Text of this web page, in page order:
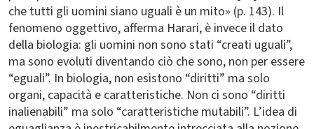
che tutti gli uomini siano uguali è un mito» (p. 143). Il
fenomeno oggettivo, afferma Harari, è invece il dato
della biologia: gli uomini non sono stati “creati uguali”,
ma sono evoluti diventando ciò che sono, non per essere
“eguali”. In biologia, non esistono “diritti” ma solo
organi, capacità e caratteristiche. Non ci sono “diritti
inalienabili” ma solo “caratteristiche mutabili”. L’idea di